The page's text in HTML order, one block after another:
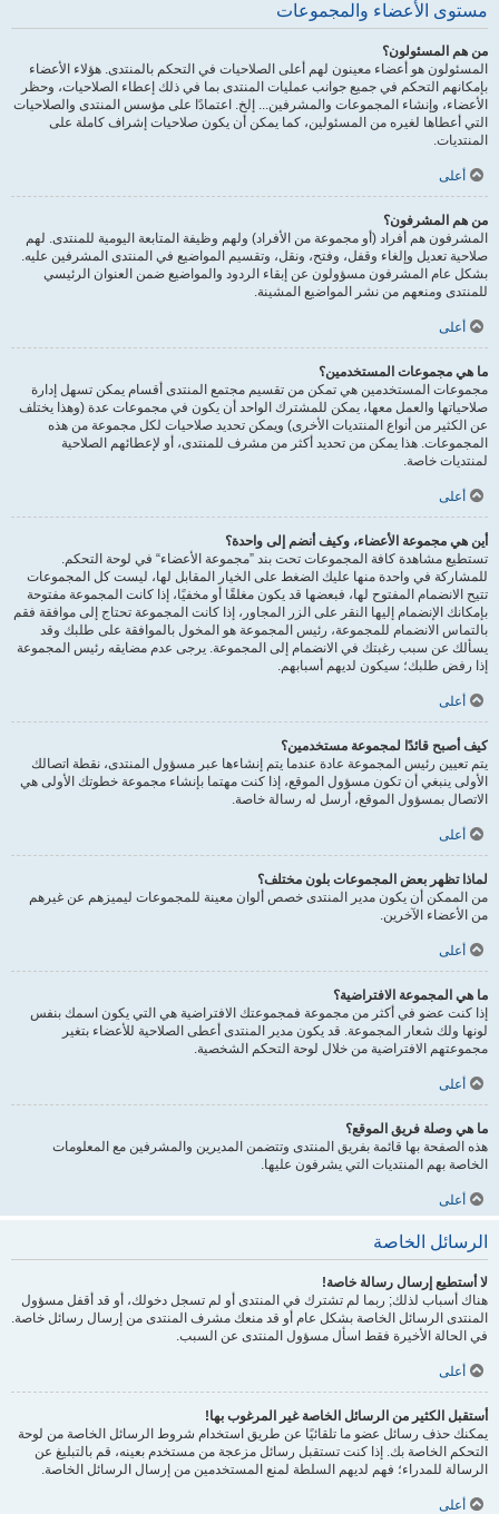
مستوى الأعضاء والمجموعات
من هم المسئولون؟
المسئولون هو أعضاء معينون لهم أعلى الصلاحيات في التحكم بالمنتدى. هؤلاء الأعضاء
بإمكانهم التحكم في جميع جوانب عمليات المنتدى بما في ذلك إعطاء الصلاحيات، وحظر
الأعضاء، وإنشاء المجموعات والمشرفين... إلخ. اعتمادًا على مؤسس المنتدى والصلاحيات
التي أعطاها لغيره من المسئولين، كما يمكن أن يكون صلاحيات إشراف كاملة على
المنتديات.
أعلى
من هم المشرفون؟
المشرفون هم أفراد (أو مجموعة من الأفراد) ولهم وظيفة المتابعة اليومية للمنتدى. لهم
صلاحية تعديل وإلغاء وقفل، وفتح، ونقل، وتقسيم المواضيع في المنتدى المشرفين عليه.
بشكل عام المشرفون مسؤولون عن إبقاء الردود والمواضيع ضمن العنوان الرئيسي
للمنتدى ومنعهم من نشر المواضيع المشينة.
أعلى
ما هي مجموعات المستخدمين؟
مجموعات المستخدمين هي تمكن من تقسيم مجتمع المنتدى أقسام يمكن تسهل إدارة
صلاحياتها والعمل معها، يمكن للمشترك الواحد أن يكون في مجموعات عدة (وهذا يختلف
عن الكثير من أنواع المنتديات الأخرى) ويمكن تحديد صلاحيات لكل مجموعة من هذه
المجموعات. هذا يمكن من تحديد أكثر من مشرف للمنتدى، أو لإعطائهم الصلاحية
لمنتديات خاصة.
أعلى
أين هي مجموعة الأعضاء، وكيف أنضم إلى واحدة؟
تستطيع مشاهدة كافة المجموعات تحت بند ”مجموعة الأعضاء“ في لوحة التحكم.
للمشاركة في واحدة منها عليك الضغط على الخيار المقابل لها، ليست كل المجموعات
تتيح الانضمام المفتوح لها، فبعضها قد يكون مغلقًا أو مخفيًا، إذا كانت المجموعة مفتوحة
بإمكانك الإنضمام إليها النقر على الزر المجاور، إذا كانت المجموعة تحتاج إلى موافقة فقم
بالتماس الانضمام للمجموعة، رئيس المجموعة هو المخول بالموافقة على طلبك وقد
يسألك عن سبب رغبتك في الانضمام إلى المجموعة. يرجى عدم مضايقه رئيس المجموعة
إذا رفض طلبك؛ سيكون لديهم أسبابهم.
أعلى
كيف أصبح قائدًا لمجموعة مستخدمين؟
يتم تعيين رئيس المجموعة عادة عندما يتم إنشاءها عبر مسؤول المنتدى، نقطة اتصالك
الأولى ينبغي أن تكون مسؤول الموقع، إذا كنت مهتما بإنشاء مجموعة خطوتك الأولى هي
الاتصال بمسؤول الموقع، أرسل له رسالة خاصة.
أعلى
لماذا تظهر بعض المجموعات بلون مختلف؟
من الممكن أن يكون مدير المنتدى خصص ألوان معينة للمجموعات ليميزهم عن غيرهم
من الأعضاء الآخرين.
أعلى
ما هي المجموعة الافتراضية؟
إذا كنت عضو في أكثر من مجموعة فمجموعتك الافتراضية هي التي يكون اسمك بنفس
لونها ولك شعار المجموعة. قد يكون مدير المنتدى أعطى الصلاحية للأعضاء بتغير
مجموعتهم الافتراضية من خلال لوحة التحكم الشخصية.
أعلى
ما هي وصلة فريق الموقع؟
هذه الصفحة بها قائمة بفريق المنتدى وتتضمن المديرين والمشرفين مع المعلومات
الخاصة بهم المنتديات التي يشرفون عليها.
أعلى
الرسائل الخاصة
لا أستطيع إرسال رسالة خاصة!
هناك أسباب لذلك; ربما لم تشترك في المنتدى أو لم تسجل دخولك، أو قد أقفل مسؤول
المنتدى الرسائل الخاصة بشكل عام أو قد منعك مشرف المنتدى من إرسال رسائل خاصة.
في الحالة الأخيرة فقط اسأل مسؤول المنتدى عن السبب.
أعلى
أستقبل الكثير من الرسائل الخاصة غير المرغوب بها!
يمكنك حذف رسائل عضو ما تلقائيًا عن طريق استخدام شروط الرسائل الخاصة من لوحة
التحكم الخاصة بك. إذا كنت تستقبل رسائل مزعجة من مستخدم بعينه، قم بالتبليغ عن
الرسالة للمدراء؛ فهم لديهم السلطة لمنع المستخدمين من إرسال الرسائل الخاصة.
أعلى